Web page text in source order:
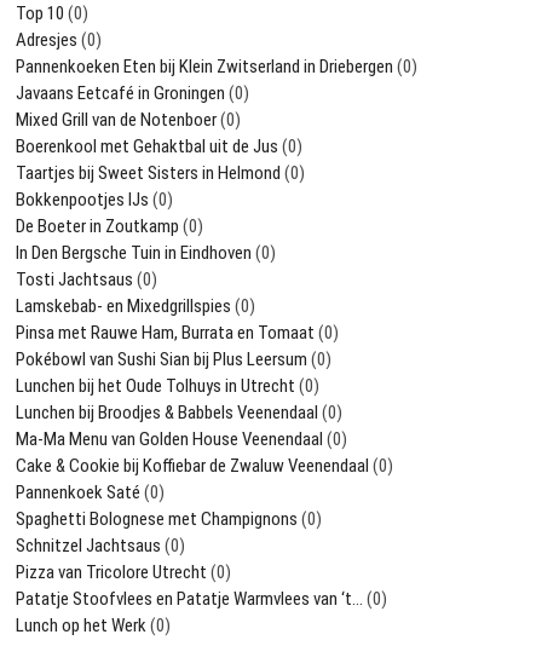
Top 10 (0)
Adresjes (0)
Pannenkoeken Eten bij Klein Zwitserland in Driebergen (0)
Javaans Eetcafé in Groningen (0)
Mixed Grill van de Notenboer(0)
Boerenkool met Gehaktbal uit de Jus (0)
Taartjes bij Sweet Sisters in Helmond (0)
Bokkenpootjes IJs (0)
De Boeter in Zoutkamp (0)
In Den Bergsche Tuin in Eindhoven (0)
Tosti Jachtsaus (0)
Lamskebab- en Mixedgrillspies (0)
Pinsa met Rauwe Ham, Burrata en Tomaat (0)
Pokébowl van Sushi Sian bij Plus Leersum (0)
Lunchen bij het Oude Tolhuys in Utrecht (0)
Lunchen bij Broodjes & Babbels Veenendaal (0)
Ma-Ma Menu van Golden House Veenendaal (0)
Cake & Cookie bij Koffiebar de Zwaluw Veenendaal (0)
Pannenkoek Saté (0)
Spaghetti Bolognese met Champignons (0)
Schnitzel Jachtsaus (0)
Pizza van Tricolore Utrecht (0)
Patatje Stoofvlees en Patatje Warmvlees van ‘t… (0)
Lunch op het Werk(0)